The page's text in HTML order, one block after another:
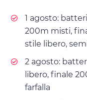
1 agosto:
200m misti,
stile libero,
2 agosto:
libero, finale
farfalla